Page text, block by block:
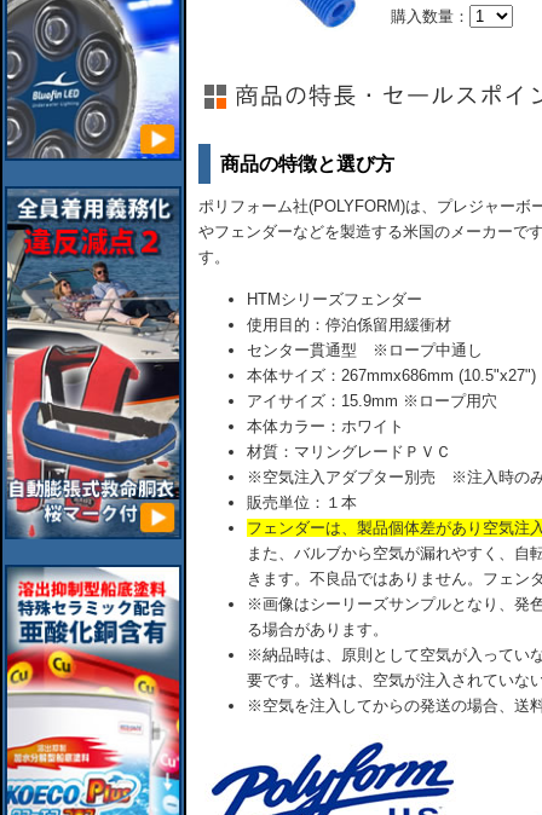
購入数量：
商品の特徴と選び方
ポリフォーム社(POLYFORM)は、プレジャーボ
やフェンダーなどを製造する米国のメーカーで
す。
HTMシリーズフェンダー
使用目的：停泊係留用緩衝材
センター貫通型 ※ロープ中通し
本体サイズ：267mmx686mm (10.5"x27")
アイサイズ：15.9mm ※ロープ用穴
本体カラー：ホワイト
材質：マリングレードＰＶＣ
※空気注入アダプター別売 ※注入時の
販売単位：１本
フェンダーは、製品個体差があり空気注
また、バルブから空気が漏れやすく、自
きます。不良品ではありません。フェン
※画像はシーリーズサンプルとなり、発
る場合があります。
※納品時は、原則として空気が入ってい
要です。送料は、空気が注入されていな
※空気を注入してからの発送の場合、送